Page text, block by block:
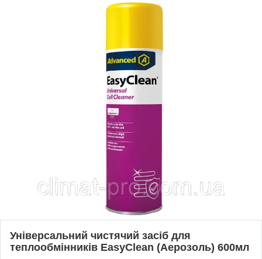
Універсальний чистячий засіб для
теплообмінників EasyClean (Аерозоль) 600мл